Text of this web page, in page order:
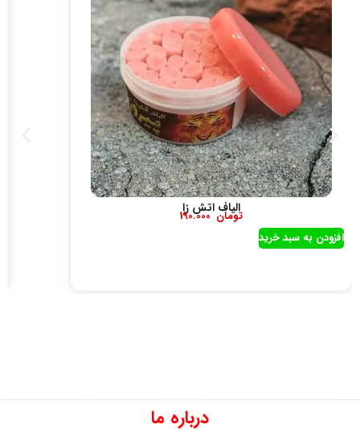
الیاف اتش زا
تومان 190.000
افزودن به سبد خرید
درباره ما